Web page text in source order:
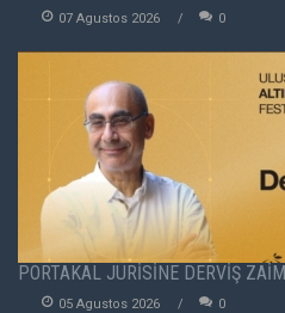
07 Agustos 2026 0
PORTAKAL JÜRİSİNE DERVİŞ
05 Agustos 2026 0